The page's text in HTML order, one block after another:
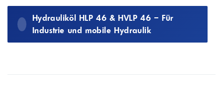
Hydrauliköl HLP 46 & HVLP 46 – Für
Industrie und mobile Hydraulik